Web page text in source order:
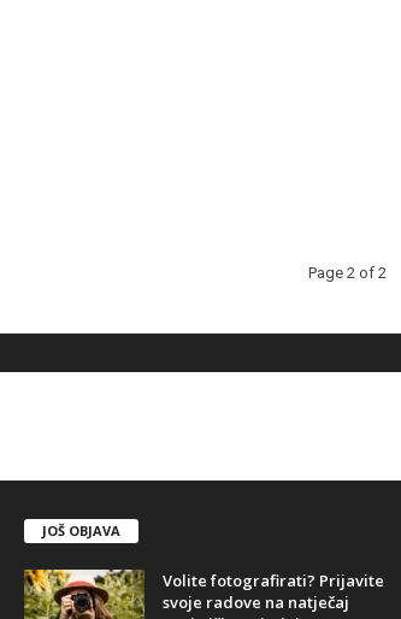
Page 2 of 2
JOŠ OBJAVA
Volite fotografirati? Prijavite
svoje radove na natječaj